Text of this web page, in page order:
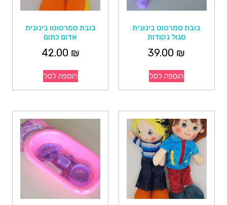
בובת סמרטוט בינונית
סגול נקודות
39.00 ₪
הוספה לסל
בובת סמרטוטו בינונית
אדום כתום
42.00 ₪
הוספה לסל